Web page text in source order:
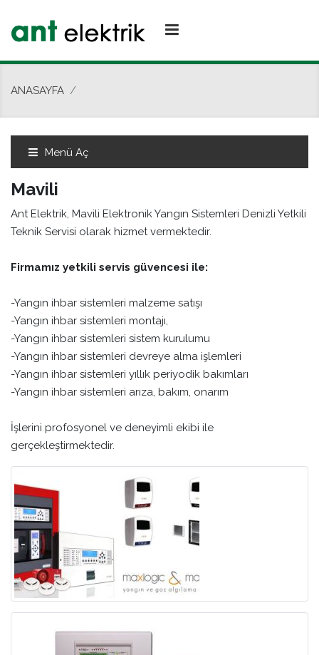
ANASAYFA
Menü Aç
Mavili
Ant Elektrik, Mavili Elektronik Yangın Sistemleri Denizli Yetkili
Teknik Servisi olarak hizmet vermektedir.
Firmamız yetkili servis güvencesi ile:
-Yangın ihbar sistemleri malzeme satışı
-Yangın ihbar sistemleri montajı,
-Yangın ihbar sistemleri sistem kurulumu
-Yangın ihbar sistemleri devreye alma işlemleri
-Yangın ihbar sistemleri yıllık periyodik bakımları
-Yangın ihbar sistemleri arıza, bakım, onarım
İşlerini profosyonel ve deneyimli ekibi ile
gerçekleştirmektedir.